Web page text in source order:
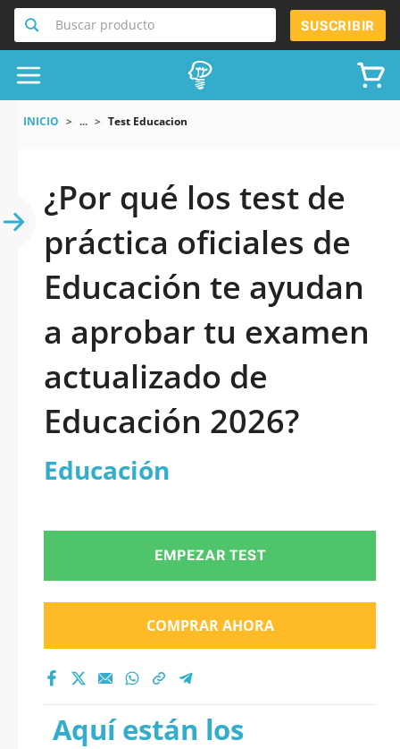
Buscar producto SUSCRIBIR
INICIO ... Test Educacion
¿Por qué los test de
práctica oficiales de
Educación te ayudan
a aprobar tu examen
actualizado de
Educación 2026?
Educación
EMPEZAR TEST
COMPRAR AHORA
Aquí están los